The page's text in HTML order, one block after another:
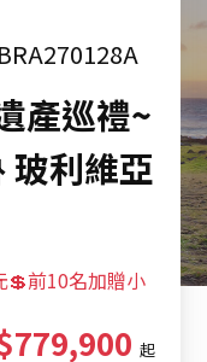
產巡禮~
玻利維亞
💲前10名加贈小
起